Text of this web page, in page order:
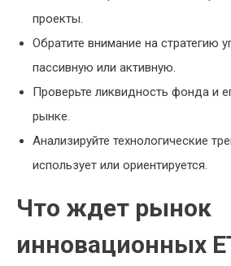
проекты.
Обратите внимание на стратегию
пассивную или активную.
Проверьте ликвидность фонда и
рынке.
Анализируйте технологические
использует или ориентируется.
Что ждет рынок
инновационных